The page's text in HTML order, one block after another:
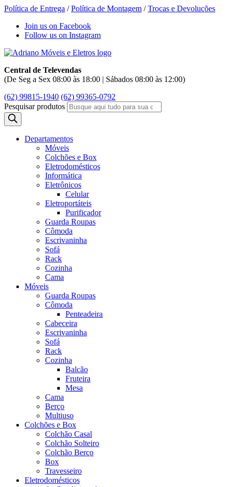
Política de Entrega /Política de Montagem /Trocas e Devoluções
Join us on Facebook
Follow us on Instagram
Central de Televendas
(De Seg a Sex 08:00 às 18:00 | Sábados 08:00 às 12:00)
(62) 99815-1940 (62) 99365-0792
Pesquisar produtos
Departamentos
Móveis
Colchões e Box
Eletrodomésticos
Informática
Eletrônicos
Celular
Eletroportáteis
Purificador
Guarda Roupas
Cômoda
Escrivaninha
Sofá
Rack
Cozinha
Cama
Móveis
Guarda Roupas
Cômoda
Penteadeira
Cabeceira
Escrivaninha
Sofá
Rack
Cozinha
Balcão
Fruteira
Mesa
Cama
Berço
Multiuso
Colchões e Box
Colchão Casal
Colchão Solteiro
Colchão Berço
Box
Travesseiro
Eletrodomésticos